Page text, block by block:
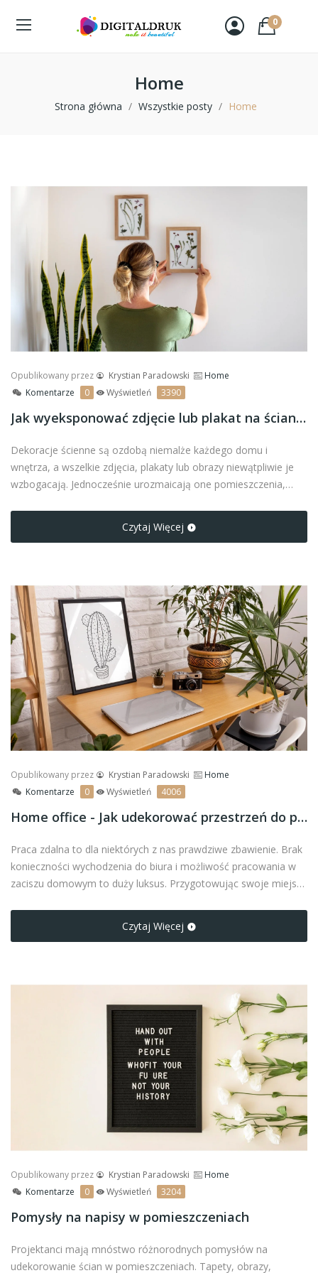
0
Home
Strona główna Wszystkie posty Home
Opublikowany przez Krystian Paradowski
Home
Komentarze
0 Wyświetleń 3390
Jak wyeksponować zdjęcie lub plakat na ścianie?
Dekoracje ścienne są ozdobą niemalże każdego domu i
wnętrza, a wszelkie zdjęcia, plakaty lub obrazy niewątpliwie je
wzbogacają. Jednocześnie urozmaicają one pomieszczenia,
jeszcze bardziej nadać charakteru danej grafice.
Czytaj Więcej
Opublikowany przez Krystian Paradowski
Home
Komentarze
0 Wyświetleń 4006
Home office - Jak udekorować przestrzeń do pracy zdalnej?
Praca zdalna to dla niektórych z nas prawdziwe zbawienie. Brak
konieczności wychodzenia do biura i możliwość pracowania w
zaciszu domowym to duży luksus. Przygotowując swoje miejsce
plakaty na płótnie, które wprowadzą miły akcent.
Czytaj Więcej
Opublikowany przez Krystian Paradowski
Home
Komentarze
0 Wyświetleń 3204
Pomysły na napisy w pomieszczeniach
Projektanci mają mnóstwo różnorodnych pomysłów na
udekorowanie ścian w pomieszczeniach. Tapety, obrazy,